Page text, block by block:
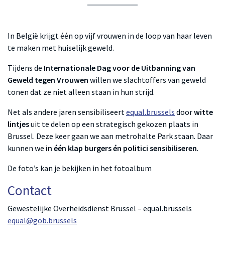
In België krijgt één op vijf vrouwen in de loop van haar leven
te maken met huiselijk geweld.
Tijdens de Internationale Dag voor de Uitbanning van
Geweld tegen Vrouwen willen we slachtoffers van geweld
tonen dat ze niet alleen staan in hun strijd.
Net als andere jaren sensibiliseert equal.brussels doorwitte
lintjesuit te delen op een strategisch gekozen plaats in
Brussel. Deze keer gaan we aan metrohalte Park staan. Daar
kunnen we in één klap burgers én politici sensibiliseren.
De foto’s kan je bekijken in het fotoalbum
Contact
Gewestelijke Overheidsdienst Brussel – equal.brussels
equal@gob.brussels